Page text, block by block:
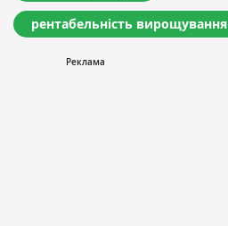
рентабельність вирощування